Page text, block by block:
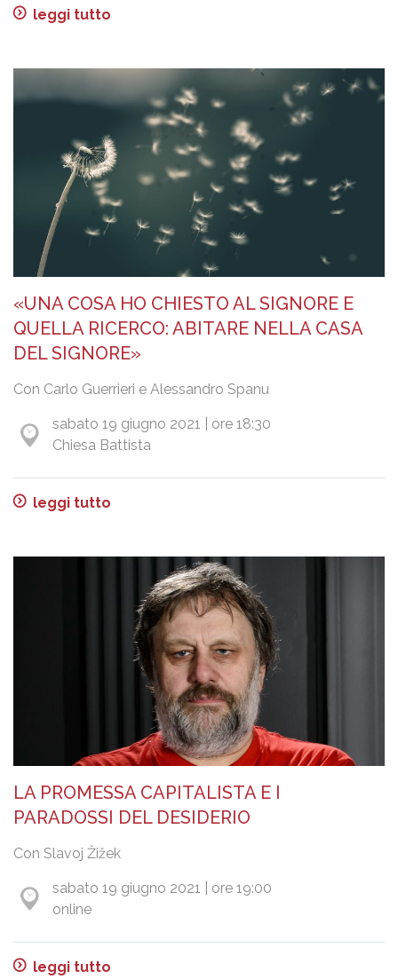
leggi tutto
«UNA COSA HO CHIESTO AL SIGNORE E
QUELLA RICERCO: ABITARE NELLA CASA
DEL SIGNORE»
Con Carlo Guerrieri e Alessandro Spanu
sabato 19 giugno 2021 | ore 18:30
Chiesa Battista
leggi tutto
LA PROMESSA CAPITALISTA E I
PARADOSSI DEL DESIDERIO
Con Slavoj Žižek
sabato 19 giugno 2021 | ore 19:00
online
leggi tutto